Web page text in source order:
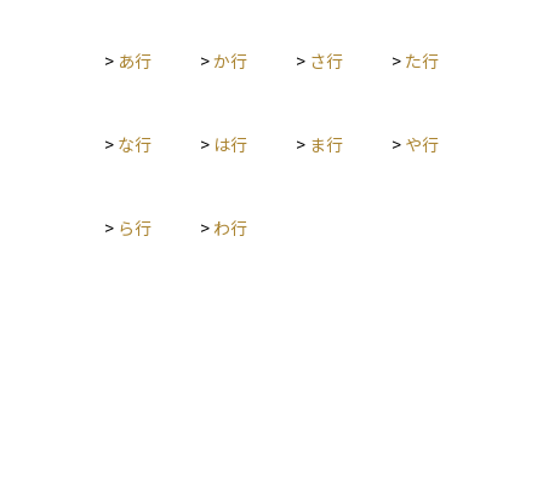
得られるリターンを期待して取得します。その価格は市場の需
給、金利水準、発行体の信用力などで日々変動するため、価格
5％の申告分離課税がかかり、上場株式や公募投信は時価評価が
は、金融市場を通じて資金を循環させる中心的なインフラであ
を提供することが義務付けられています。また、市場の透明性
公開の重要情報を利用したインサイダー取引や市場操作を禁止
が整備されています。しかし、投資を行う際には規制の内容を
理解し、適切な取引を行うことが求められます。
> あ行 >か行 > さ行 > た行
> な行 > は行 > ま行 > や行
> ら行 > わ行